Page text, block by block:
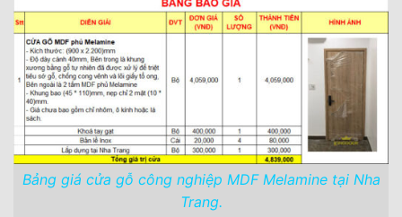
Bảng giá cửa gỗ công nghiệp MDF Melamine tại Nha
Trang.